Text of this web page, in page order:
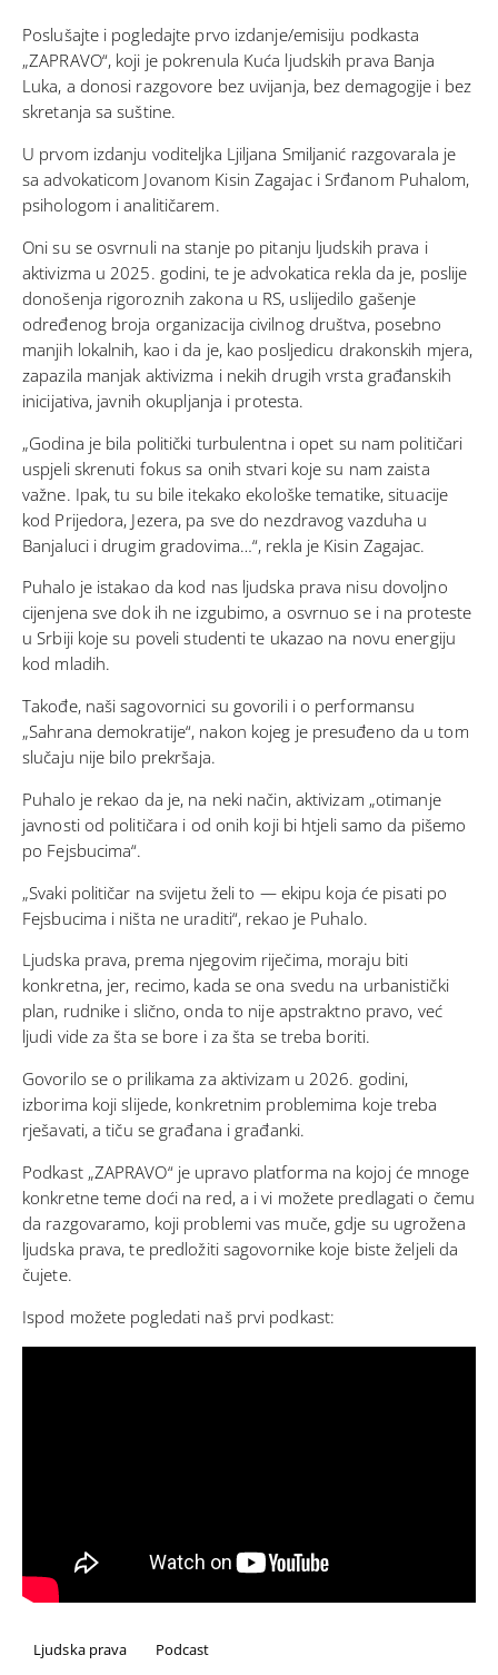
Poslušajte i pogledajte prvo izdanje/emisiju podkasta
„ZAPRAVO“, koji je pokrenula Kuća ljudskih prava Banja
Luka, a donosi razgovore bez uvijanja, bez demagogije i bez
skretanja sa suštine.
U prvom izdanju voditeljka Ljiljana Smiljanić razgovarala je
sa advokaticom Jovanom Kisin Zagajac i Srđanom Puhalom,
psihologom i analitičarem.
Oni su se osvrnuli na stanje po pitanju ljudskih prava i
aktivizma u 2025. godini, te je advokatica rekla da je, poslije
donošenja rigoroznih zakona u RS, uslijedilo gašenje
određenog broja organizacija civilnog društva, posebno
manjih lokalnih, kao i da je, kao posljedicu drakonskih mjera,
zapazila manjak aktivizma i nekih drugih vrsta građanskih
inicijativa, javnih okupljanja i protesta.
„Godina je bila politički turbulentna i opet su nam političari
uspjeli skrenuti fokus sa onih stvari koje su nam zaista
važne. Ipak, tu su bile itekako ekološke tematike, situacije
kod Prijedora, Jezera, pa sve do nezdravog vazduha u
Banjaluci i drugim gradovima…“, rekla je Kisin Zagajac.
Puhalo je istakao da kod nas ljudska prava nisu dovoljno
cijenjena sve dok ih ne izgubimo, a osvrnuo se i na proteste
u Srbiji koje su poveli studenti te ukazao na novu energiju
kod mladih.
Takođe, naši sagovornici su govorili i o performansu
„Sahrana demokratije“, nakon kojeg je presuđeno da u tom
slučaju nije bilo prekršaja.
Puhalo je rekao da je, na neki način, aktivizam „otimanje
javnosti od političara i od onih koji bi htjeli samo da pišemo
po Fejsbucima“.
„Svaki političar na svijetu želi to — ekipu koja će pisati po
Fejsbucima i ništa ne uraditi“, rekao je Puhalo.
Ljudska prava, prema njegovim riječima, moraju biti
konkretna, jer, recimo, kada se ona svedu na urbanistički
plan, rudnike i slično, onda to nije apstraktno pravo, već
ljudi vide za šta se bore i za šta se treba boriti.
Govorilo se o prilikama za aktivizam u 2026. godini,
izborima koji slijede, konkretnim problemima koje treba
rješavati, a tiču se građana i građanki.
Podkast „ZAPRAVO“ je upravo platforma na kojoj će mnoge
konkretne teme doći na red, a i vi možete predlagati o čemu
da razgovaramo, koji problemi vas muče, gdje su ugrožena
ljudska prava, te predložiti sagovornike koje biste željeli da
čujete.
Ispod možete pogledati naš prvi podkast:
Ljudska prava Podcast